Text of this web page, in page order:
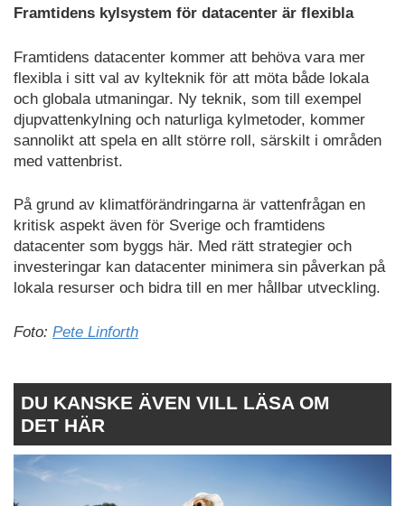
Framtidens kylsystem för datacenter är flexibla
Framtidens datacenter kommer att behöva vara mer
flexibla i sitt val av kylteknik för att möta både lokala
och globala utmaningar. Ny teknik, som till exempel
djupvattenkylning och naturliga kylmetoder, kommer
sannolikt att spela en allt större roll, särskilt i områden
med vattenbrist.
På grund av klimatförändringarna är vattenfrågan en
kritisk aspekt även för Sverige och framtidens
datacenter som byggs här. Med rätt strategier och
investeringar kan datacenter minimera sin påverkan på
lokala resurser och bidra till en mer hållbar utveckling.
Foto: Pete Linforth
DU KANSKE ÄVEN VILL LÄSA OM
DET HÄR